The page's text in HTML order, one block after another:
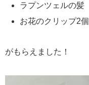
ラプンツェルの髪
お花のクリップ2個
がもらえました！